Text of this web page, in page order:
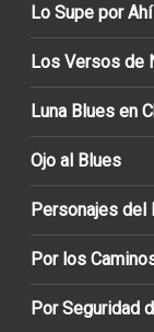
Lo Supe por Ahí
Los Versos de
Luna Blues en
Ojo al Blues
Personajes del
Por los
Por Seguridad